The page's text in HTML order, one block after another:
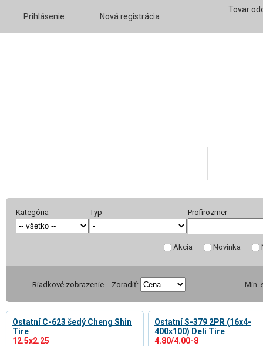
Prihlásenie Nová registrácia
Tovar
Kategória Typ Profirozmer
Akcia Novinka
Min.
Riadkové zobrazenie Zoradiť:
Ostatní C-623 šedý Cheng Shin
Tire
12.5x2.25
Ostatní S-379 2PR (16x4-
400x100) Deli Tire
4.80/4.00-8